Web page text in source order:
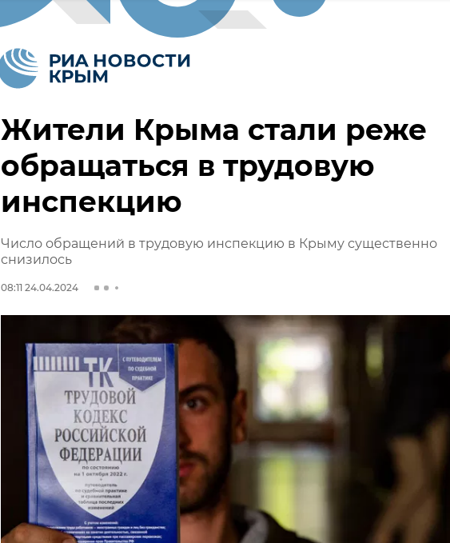
Жители Крыма стали реже
обращаться в трудовую
инспекцию
Число обращений в трудовую инспекцию в Крыму существенно
снизилось
08:11 24.04.2024